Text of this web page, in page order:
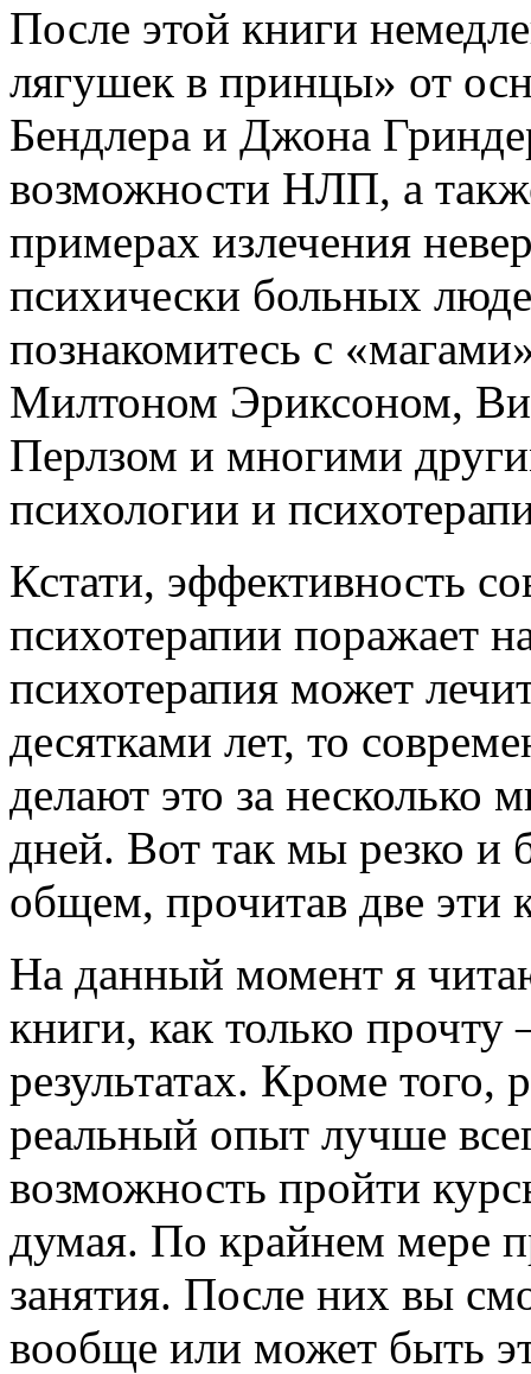
После этой книги
лягушек в принцы» от
Бендлера и Джона
возможности НЛП, а
примерах излечения
психически больных
познакомитесь с
Милтоном Эриксоном,
Перлзом и многими
психологии и
Кстати, эффективность
психотерапии поражает
психотерапия может
десятками лет, то
делают это за несколько
дней. Вот так мы резко
общем, прочитав две эти
На данный момент я
книги, как только
результатах. Кроме того,
реальный опыт лучше
возможность пройти
думая. По крайнем мере
занятия. После них вы
вообще или может быть